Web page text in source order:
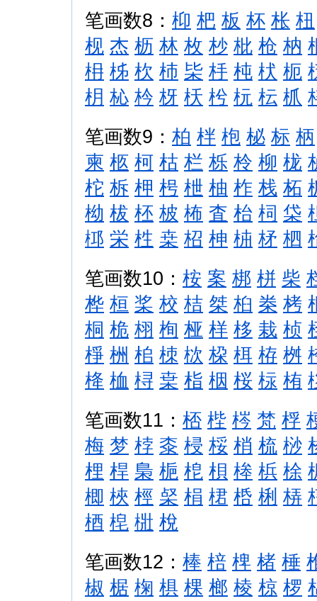
笔画数8： 枊 杷 板 杯 枨 杻
枧 杰 枥 林 枚 杪 枇 枪 枘
枏 柹 杴 杮 枈 杽 杶 枤 枙
枂 杺 枔 枒 枖 枍 杬 枟 枛
笔画数9： 柏 柈 枹 柲 标 柄
柬 柩 柯 枯 栏 栎 柃 柳 栊
柁 柝 柙 枵 枻 柚 柞 栈 柘
柪 柭 柸 柀 柨 査 枱 柌 柋
桏 栄 栍 桒 柖 柛 枾 柕 柶
笔画数10： 桉 案 梆 栟 柴
桦 桓 桨 校 桔 桀 桕 桊 栲
桐 桅 栩 栒 桠 样 栘 栽 桢
棦 栦 桘 栜 栨 桗 栮 栫 桝
栙 桖 桪 枽 栺 栶 桜 柡 栯
笔画数11： 桮 梐 梣 梵 桴
梅 梦 桲 桼 梫 桵 梢 梳 桫
梩 桿 梟 梔 梎 梖 桳 梹 梌
楖 梜 桱 梷 梋 桾 桰 梸 梇
梄 梍 梉 梲
笔画数12： 棒 棓 椑 楮 棰
椒 椐 椈 椇 棵 榔 棱 椋 椤